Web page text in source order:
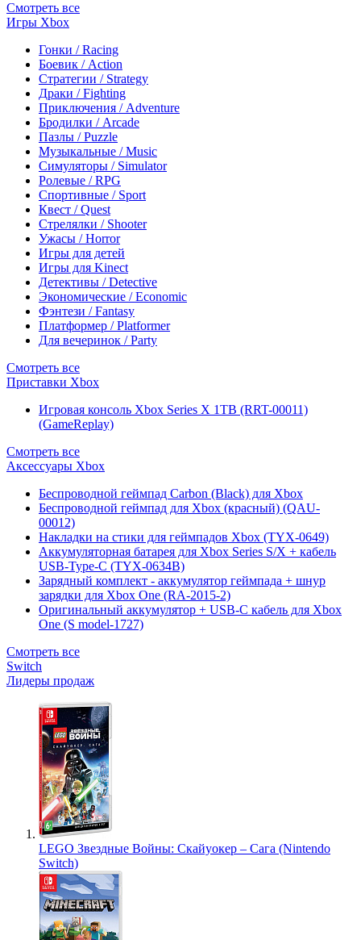
Смотреть все
Игры Xbox
Гонки / Racing
Боевик / Action
Стратегии / Strategy
Драки / Fighting
Приключения / Adventure
Бродилки / Arcade
Пазлы / Puzzle
Музыкальные / Music
Симуляторы / Simulator
Ролевые / RPG
Спортивные / Sport
Квест / Quest
Стрелялки / Shooter
Ужасы / Horror
Игры для детей
Игры для Kinect
Детективы / Detective
Экономические / Economic
Фэнтези / Fantasy
Платформер / Platformer
Для вечеринок / Party
Смотреть все
Приставки Xbox
Игровая консоль Xbox Series X 1TB (RRT-00011)
(GameReplay)
Смотреть все
Аксессуары Xbox
Беспроводной геймпад Carbon (Black) для Xbox
Беспроводной геймпад для Xbox (красный) (QAU-
00012)
Накладки на стики для геймпадов Xbox (TYX-0649)
Аккумуляторная батарея для Xbox Series S/X + кабель
USB-Type-C (TYX-0634B)
Зарядный комплект - аккумулятор геймпада + шнур
зарядки для Xbox One (RA-2015-2)
Оригинальный аккумулятор + USB-C кабель для Xbox
One (S model-1727)
Смотреть все
Switch
Лидеры продаж
LEGO Звездные Войны: Скайуокер – Сага (Nintendo
Switch)